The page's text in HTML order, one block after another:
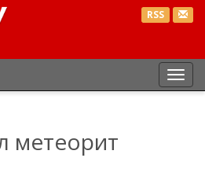
RSS
метеорит